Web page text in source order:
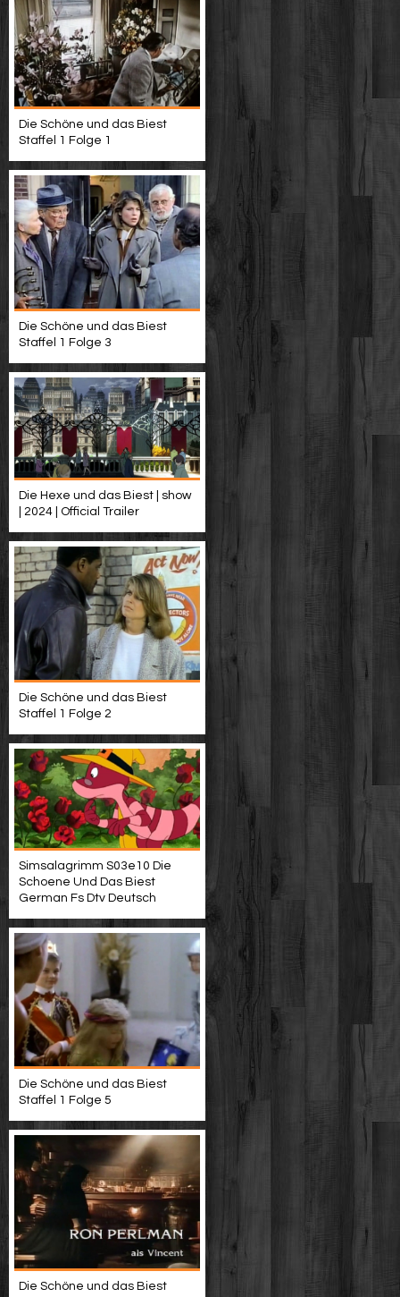
Die Schöne und das Biest
Staffel 1 Folge 1
Die Schöne und das Biest
Staffel 1 Folge 3
Die Hexe und das Biest | show
| 2024 | Official Trailer
Die Schöne und das Biest
Staffel 1 Folge 2
Simsalagrimm S03e10 Die
Schoene Und Das Biest
German Fs Dtv Deutsch
Die Schöne und das Biest
Staffel 1 Folge 5
Die Schöne und das Biest